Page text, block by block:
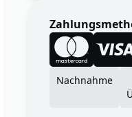
Nachnahme